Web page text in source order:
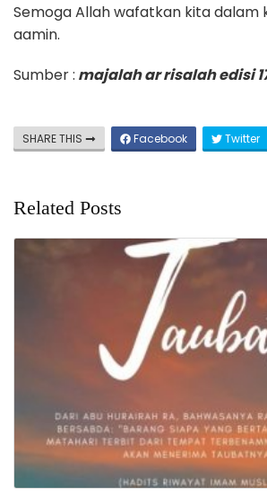
Semoga Allah wafatkan kita dalam
aamin.
Sumber : majalah ar risalah edisi
SHARE THIS Facebook Twitter
Related Posts